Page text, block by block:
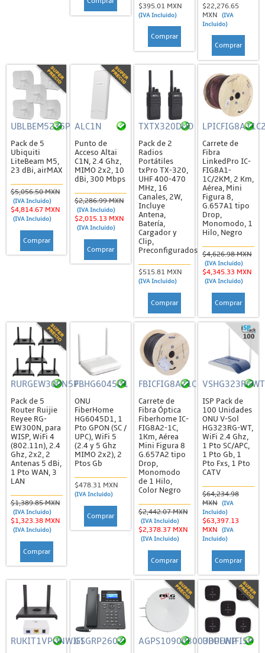
Grandstream
ATA's / Gateways
Módulos de Extensión / Accesorios
PBX Serie UCM
Puntos de Acceso
Switches y Routers
Teléfonos Inalámbricos
Teléfonos para Hotel
Teléfonos Serie GRP2600
Teléfonos Serie GXP
Video Conferencia, Audio y Video Porteros
Trackers
Mikrotik
Accesorios
Cloud Core
Entrenamiento
Groove / Metal
NetMetal
OmniTik
Promociones
Serie RB 1100
Serie RB 2011
Serie RB 4011
Serie RB 7x
Serie RB 9x
$395.01 MXN
(IVA Incluido)
Comprar
$22,276.65
MXN
(IVA
Incluido)
Comprar
UBLBEM5235P
Pack de 5
Ubiquiti
LiteBeam M5,
23 dBi, airMAX
$5,056.50 MXN
(IVA Incluido)
$4,814.67 MXN
(IVA Incluido)
Comprar
ALC1N
Punto de
Acceso Altai
C1N, 2.4 Ghz,
MIMO 2x2, 10
dBi, 300 Mbps
$2,286.99 MXN
(IVA Incluido)
$2,015.13 MXN
(IVA Incluido)
Comprar
TXTX320DUO
Pack de 2
Radios
Portátiles
txPro TX-320,
UHF 400-470
MHz, 16
Canales, 2W,
Incluye
Antena,
Batería,
Cargador y
Clip,
Preconfigurados
$515.81 MXN
(IVA Incluido)
Comprar
Carrete de
Fibra
LinkedPro IC-
FIG8A1-
1C/2KM, 2 Km,
Aérea, Mini
Figura 8,
G.657A1 tipo
Drop,
Monomodo, 1
Hilo, Negro
$4,626.98 MXN
(IVA Incluido)
$4,345.33 MXN
(IVA Incluido)
Comprar
RURGEW300N5P
Pack de 5
Router Ruijie
Reyee RG-
EW300N, para
WISP, WiFi 4
(802.11n), 2.4
Ghz, 2x2, 2
Antenas 5 dBi,
1 Pto WAN, 3
LAN
$1,389.85 MXN
(IVA Incluido)
$1,323.38 MXN
(IVA Incluido)
Comprar
FBHG6045D1
ONU
FiberHome
HG6045D1, 1
Pto GPON (SC /
UPC), WiFi 5
(2.4 y 5 Ghz
MIMO 2x2), 2
Ptos Gb
$478.31 MXN
(IVA Incluido)
Comprar
FBICFIG8A21C
Carrete de
Fibra Óptica
Fiberhome IC-
FIG8A2-1C,
1Km, Aérea
Mini Figura 8
G.657A2 tipo
Drop,
Monomodo
de 1 Hilo,
Color Negro
$2,442.07 MXN
(IVA Incluido)
$2,378.37 MXN
(IVA Incluido)
Comprar
ISP Pack de
100 Unidades
ONU V-Sol
HG323RG-WT,
WiFi 2.4 Ghz,
1 Pto SC/APC,
1 Pto Gb, 1
Pto Fxs, 1 Pto
CATV
$64,234.98
MXN (IVA
Incluido)
$63,397.13
MXN
(IVA
Incluido)
Comprar
RUKIT1VPONWIFIGSGRP2602 AGPS109003003DPUHP
UBUFWIFI5P